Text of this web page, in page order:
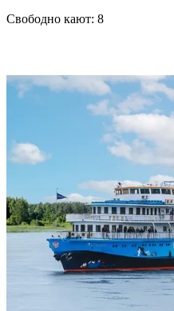
Свободно кают: 8